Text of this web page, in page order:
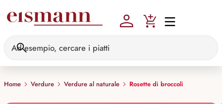
Home Verdure Verdure al naturale Rosette di broccoli